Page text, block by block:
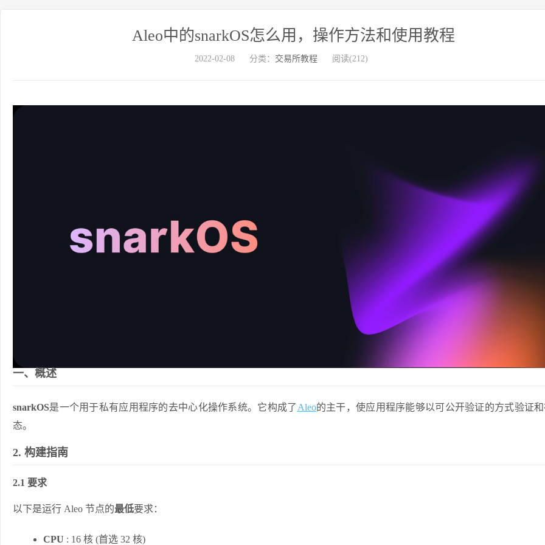
Aleo中的snarkOS怎么用，操作方法和使用教程
2022-02-08 分类： 交易所教程 阅读(212)
一、概述
snarkOS是一个用于私有应用程序的去中心化操作系统。它构成了 Aleo的主干，使应用程序能够以可公开验证的方式验证
态。
2. 构建指南
2.1 要求
以下是运行 Aleo 节点的最低要求：
CPU : 16 核 (首选 32 核)